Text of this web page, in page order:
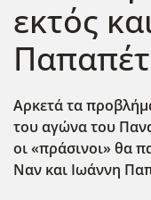
εκτός
Αρκετά τα
του αγώνα του
οι «πράσινοι» θα
Ναν και Ιωάννη